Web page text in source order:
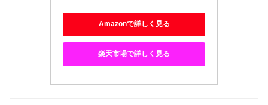
Amazonで詳しく見る
楽天市場で詳しく見る